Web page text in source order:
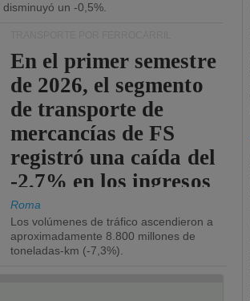
un -0,5%.
En el primer semestre
de 2026, el segmento
de transporte de
mercancías de FS
registró una caída del
-2,7% en los ingresos
operativos.
Roma
Los volúmenes de tráfico ascendieron a
aproximadamente 8.800 millones de
toneladas-km (-7,3%).